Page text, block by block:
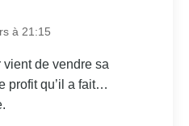
à 21:15
de vendre sa
profit qu’il a fait…